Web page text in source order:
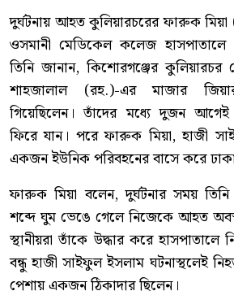
দুর্ঘটনায় আহত কুলিয়ারচরের ফারুক
ওসমানী মেডিকেল কলেজ হাসপাতালে
তিনি জানান, কিশোরগঞ্জের
শাহজালাল (রহ.)-এর মাজার
গিয়েছিলেন। তাঁদের মধ্যে দুজন
ফিরে যান। পরে ফারুক মিয়া, হাজী
একজন ইউনিক পরিবহনের বাসে করে
ফারুক মিয়া বলেন, দুর্ঘটনার সময়
শব্দে ঘুম ভেঙে গেলে নিজেকে আহত
স্থানীয়রা তাঁকে উদ্ধার করে হাসপাতালে
বন্ধু হাজী সাইফুল ইসলাম ঘটনাস্থলেই
পেশায় একজন ঠিকাদার ছিলেন।